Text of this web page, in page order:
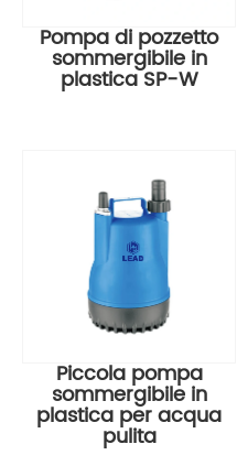
Pompa di pozzetto
sommergibile in
plastica SP-W
Piccola pompa
sommergibile in
plastica per acqua
pulita